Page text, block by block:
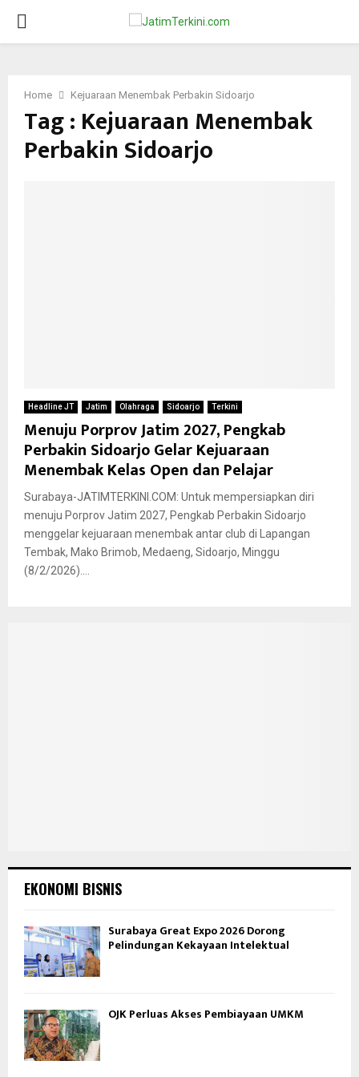
PRIMARY
Home Kejuaraan Menembak Perbakin Sidoarjo
Tag : Kejuaraan Menembak
Perbakin Sidoarjo
Headline JT Jatim Olahraga Sidoarjo Terkini
Menuju Porprov Jatim 2027, Pengkab
Perbakin Sidoarjo Gelar Kejuaraan
Menembak Kelas Open dan Pelajar
Surabaya-JATIMTERKINI.COM: Untuk mempersiapkan diri
menuju Porprov Jatim 2027, Pengkab Perbakin Sidoarjo
menggelar kejuaraan menembak antar club di Lapangan
Tembak, Mako Brimob, Medaeng, Sidoarjo, Minggu
(8/2/2026)....
EKONOMI BISNIS
Surabaya Great Expo 2026 Dorong
Pelindungan Kekayaan Intelektual
OJK Perluas Akses Pembiayaan UMKM